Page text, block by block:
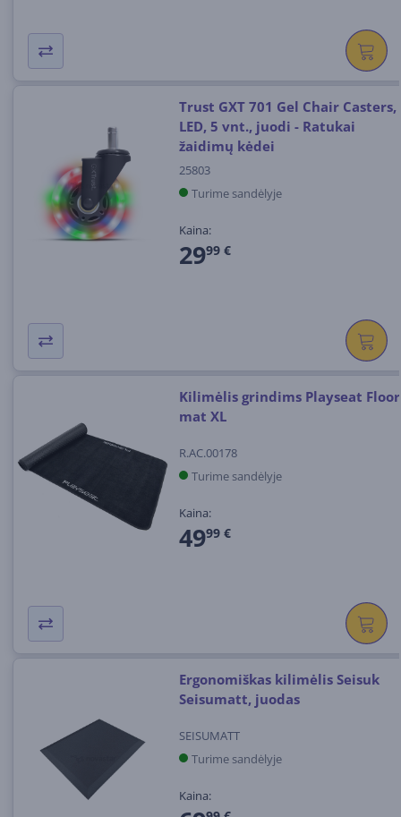
Trust GXT 701 Gel Chair Casters,
LED, 5 vnt., juodi - Ratukai
žaidimų kėdei
25803
Turime sandėlyje
Kaina:
2999 €
Kilimėlis grindims Playseat Floor
mat XL
R.AC.00178
Turime sandėlyje
Kaina:
4999 €
Ergonomiškas kilimėlis Seisuk
Seisumatt, juodas
SEISUMATT
Turime sandėlyje
Kaina: